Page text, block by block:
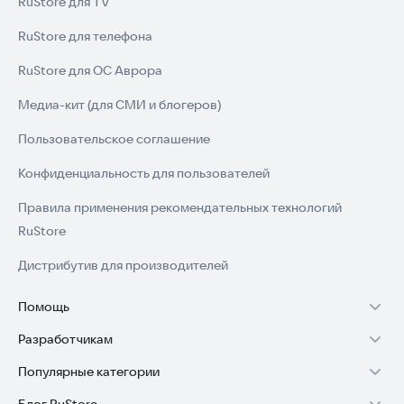
установите наш музыкальный плеер уже сегодня!
RuStore для телефона
RuStore для ОС Аврора
Медиа-кит (для СМИ и блогеров)
Пользовательское соглашение
Конфиденциальность для пользователей
Правила применения рекомендательных технологий
RuStore
Дистрибутив для производителей
Помощь
Установка RuStore на TV
Установка RuStore на телефон
Разработчикам
Зарабатывать с RuStore
Популярные категории